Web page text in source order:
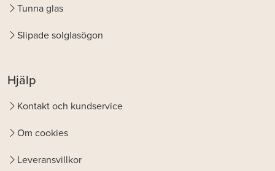
Tunna glas
Slipade solglasögon
Hjälp
Kontakt och kundservice
Om cookies
Leveransvillkor